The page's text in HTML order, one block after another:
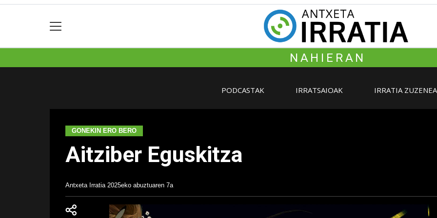
NAHIERAN
PODCASTAK IRRATSAIOAK IRRATIA
GONEKIN ERO BERO
Aitziber Eguskitza
Antxeta Irratia 2025eko abuztuaren 7a